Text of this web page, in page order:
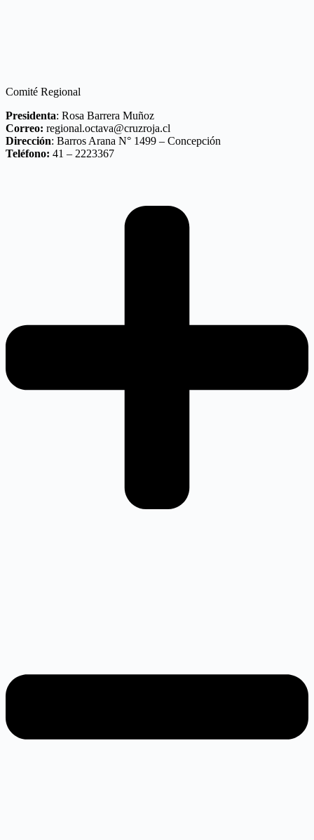
Comité Regional
Presidenta: Rosa Barrera Muñoz
Correo: regional.octava@cruzroja.cl
Dirección: Barros Arana N° 1499 – Concepción
Teléfono: 41 – 2223367